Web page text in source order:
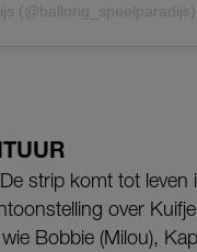
(@ballorig_speelparadijs)
strip komt tot leven
over
Bobbie (Milou),